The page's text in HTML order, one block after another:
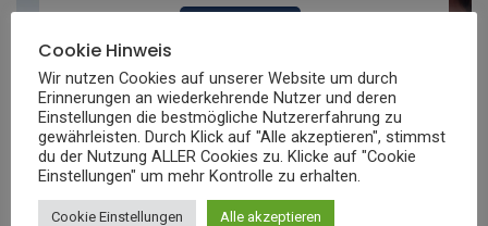
Die besten Recycling Aktien: Geld
verdienen mit Müll, Schrott &
Recycling
ByMoney Insider Redaktion
20. Februar
2022
Cookie Hinweis
Wir nutzen Cookies auf unserer Website um durch
Erinnerungen an wiederkehrende Nutzer und deren
Einstellungen die bestmögliche Nutzererfahrung zu
gewährleisten. Durch Klick auf "Alle akzeptieren", stimmst
du der Nutzung ALLER Cookies zu. Klicke auf "Cookie
Einstellungen" um mehr Kontrolle zu erhalten.
Cookie Einstellungen Alle akzeptieren